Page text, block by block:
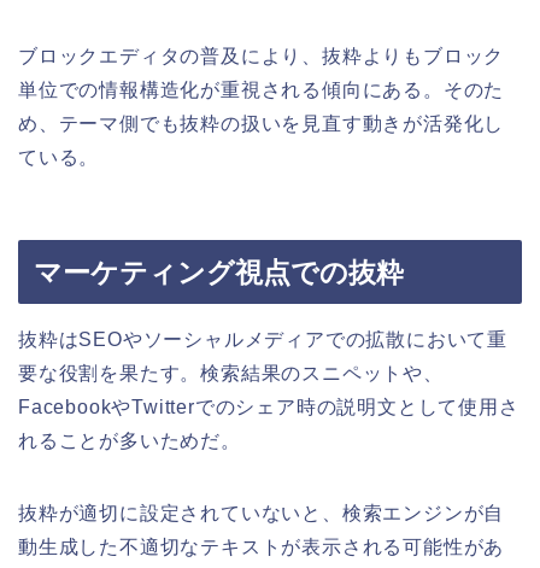
ブロックエディタの普及により、抜粋よりもブロック
単位での情報構造化が重視される傾向にある。そのた
め、テーマ側でも抜粋の扱いを見直す動きが活発化し
ている。
マーケティング視点での抜粋
抜粋はSEOやソーシャルメディアでの拡散において重
要な役割を果たす。検索結果のスニペットや、
FacebookやTwitterでのシェア時の説明文として使用さ
れることが多いためだ。
抜粋が適切に設定されていないと、検索エンジンが自
動生成した不適切なテキストが表示される可能性があ